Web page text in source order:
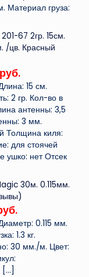
Материал груза:
67 2гр. 15см.
/цв. Красный
15 см.
2 гр. Кол-во в
антенны: 3,5
3 мм.
Толщина киля:
для стоячей
ушко: нет Отсек
30м. 0.115мм.
0.115 мм.
1.3 кг.
30 мм./м. Цвет:
[…]